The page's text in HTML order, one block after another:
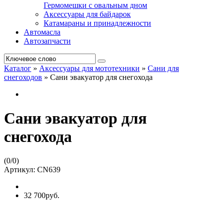
Гермомешки с овальным дном
Аксессуары для байдарок
Катамараны и принадлежности
Автомасла
Автозапчасти
Каталог » Аксессуары для мототехники » Сани для
снегоходов » Сани эвакуатор для снегохода
Сани эвакуатор для
снегохода
(0/0)
Артикул: CN639
32 700руб.